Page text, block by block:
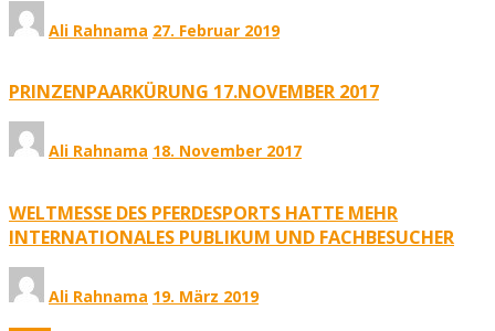
Ali Rahnama 27. Februar 2019
PRINZENPAARKÜRUNG 17.NOVEMBER 2017
Ali Rahnama 18. November 2017
WELTMESSE DES PFERDESPORTS HATTE MEHR
INTERNATIONALES PUBLIKUM UND FACHBESUCHER
Ali Rahnama 19. März 2019